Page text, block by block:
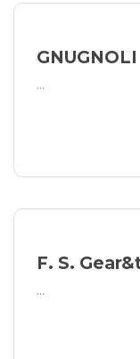
GNUGNOLI
...
F. S.
...